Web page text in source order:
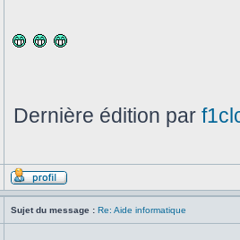
Dernière édition par
Sujet du message : Re: Aide informatique